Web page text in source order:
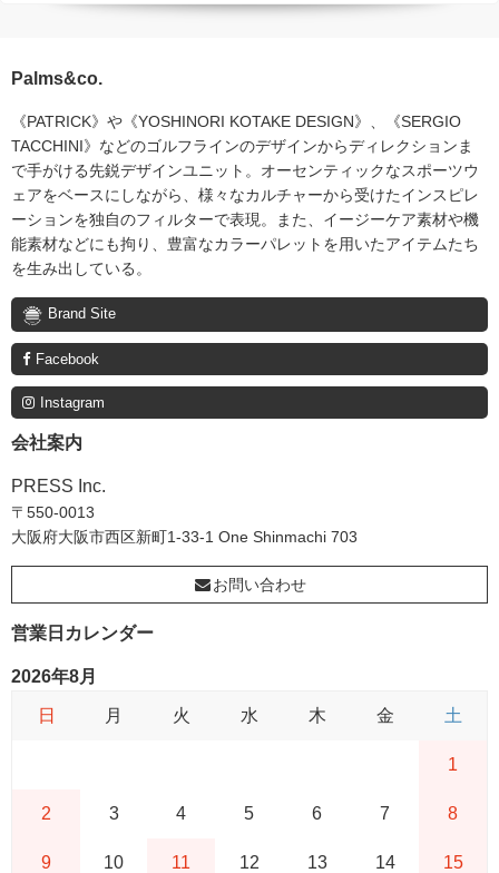
Palms&co.
《PATRICK》や《YOSHINORI KOTAKE DESIGN》、《SERGIO
TACCHINI》などのゴルフラインのデザインからディレクションま
で手がける先鋭デザインユニット。オーセンティックなスポーツウ
ェアをベースにしながら、様々なカルチャーから受けたインスピレ
ーションを独自のフィルターで表現。また、イージーケア素材や機
能素材などにも拘り、豊富なカラーパレットを用いたアイテムたち
を生み出している。
Brand Site
Facebook
Instagram
会社案内
PRESS Inc.
〒550-0013
大阪府大阪市西区新町1-33-1 One Shinmachi 703
お問い合わせ
営業日カレンダー
2026年8月
日 月 火 水 木 金 土
1
2 3 4 5 6 7 8
9 10 11 12 13 14 15